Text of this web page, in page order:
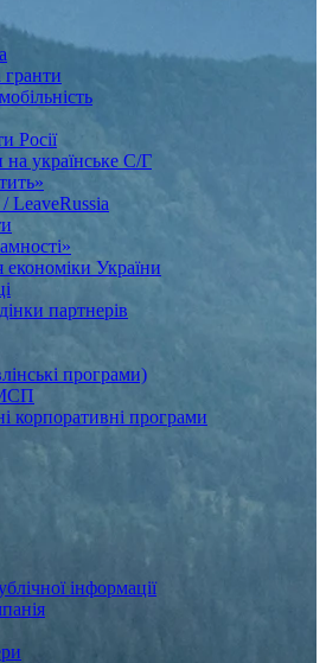
гранти
Росії
українське С/Г
LeaveRussia
економіки України
партнерів
програми)
корпоративні програми
інформації